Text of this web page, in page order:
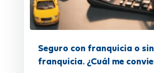
Seguro con franquicia o sin
franquicia. ¿Cuál me